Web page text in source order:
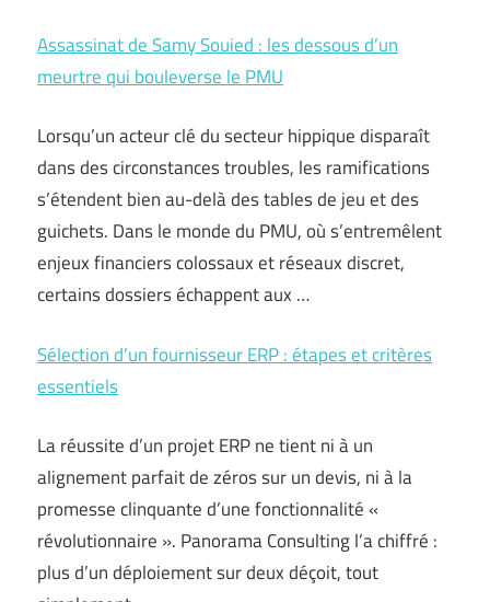
Assassinat de Samy Souied : les dessous d’un
meurtre qui bouleverse le PMU
Lorsqu’un acteur clé du secteur hippique disparaît
dans des circonstances troubles, les ramifications
s’étendent bien au-delà des tables de jeu et des
guichets. Dans le monde du PMU, où s’entremêlent
enjeux financiers colossaux et réseaux discret,
certains dossiers échappent aux …
Sélection d’un fournisseur ERP : étapes et critères
essentiels
La réussite d’un projet ERP ne tient ni à un
alignement parfait de zéros sur un devis, ni à la
promesse clinquante d’une fonctionnalité «
révolutionnaire ». Panorama Consulting l’a chiffré :
plus d’un déploiement sur deux déçoit, tout